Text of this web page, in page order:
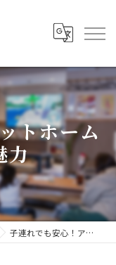
トホーム
力
子連れでも安心！アットホームな居酒屋の魅力